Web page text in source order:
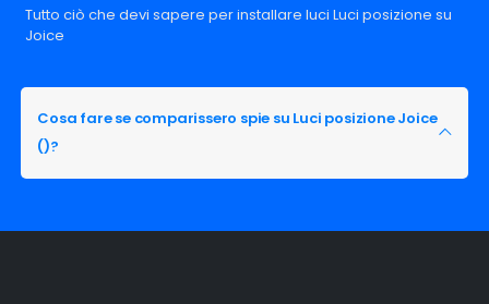
Tutto ciò che devi sapere per installare luci Luci posizione su
Joice
Cosa fare se comparissero spie su Luci posizione Joice
()?